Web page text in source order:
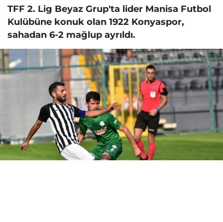
TFF 2. Lig Beyaz Grup'ta lider Manisa Futbol
Kulübüne konuk olan 1922 Konyaspor,
sahadan 6-2 mağlup ayrıldı.